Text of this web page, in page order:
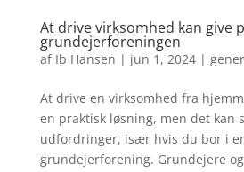
At drive virksomhed kan give
grundejerforeningen
af Ib Hansen | jun 1, 2024|
At drive en virksomhed fra
en praktisk løsning, men det kan
udfordringer, især hvis du bor i
grundejerforening. Grundejere